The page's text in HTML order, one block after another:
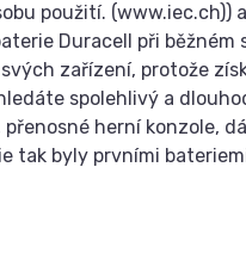
použití. (www.iec.ch))
Duracell při běžném
zařízení, protože
spolehlivý a
herní konzole,
tak byly prvními